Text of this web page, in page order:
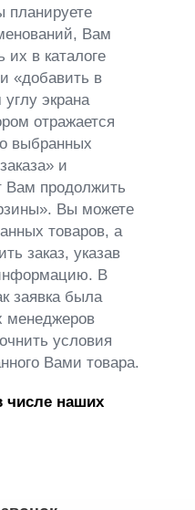
планируете
Вам
их в каталоге
«добавить в
экрана
отражается
выбранных
и
Вам продолжить
Вы можете
товаров, а
заказ, указав
В
заявка была
менеджеров
условия
Вами товара.
числе наших